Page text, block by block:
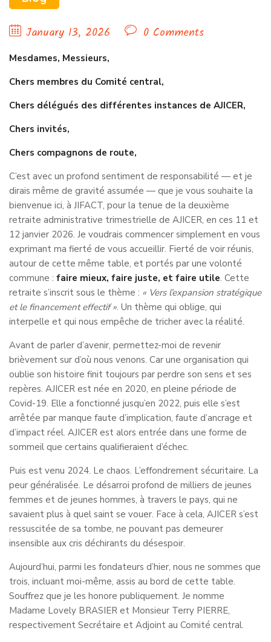
January 13, 2026 0 Comments
Mesdames, Messieurs,
Chers membres du Comité central,
Chers délégués des différentes instances de AJICER,
Chers invités,
Chers compagnons de route,
C’est avec un profond sentiment de responsabilité — et je
dirais même de gravité assumée — que je vous souhaite la
bienvenue ici, à JIFACT, pour la tenue de la deuxième
retraite administrative trimestrielle de AJICER, en ces 11 et
12 janvier 2026. Je voudrais commencer simplement en vous
exprimant ma fierté de vous accueillir. Fierté de voir réunis,
autour de cette même table, et portés par une volonté
commune : faire mieux, faire juste, et faire utile. Cette
retraite s’inscrit sous le thème : « Vers l’expansion stratégique
et le financement effectif ». Un thème qui oblige, qui
interpelle et qui nous empêche de tricher avec la réalité.
Avant de parler d’avenir, permettez-moi de revenir
brièvement sur d’où nous venons. Car une organisation qui
oublie son histoire finit toujours par perdre son sens et ses
repères. AJICER est née en 2020, en pleine période de
Covid-19. Elle a fonctionné jusqu’en 2022, puis elle s’est
arrêtée par manque faute d’implication, faute d’ancrage et
d’impact réel. AJICER est alors entrée dans une forme de
sommeil que certains qualifieraient d’échec.
Puis est venu 2024. Le chaos. L’effondrement sécuritaire. La
peur généralisée. Le désarroi profond de milliers de jeunes
femmes et de jeunes hommes, à travers le pays, qui ne
savaient plus à quel saint se vouer. Face à cela, AJICER s’est
ressuscitée de sa tombe, ne pouvant pas demeurer
insensible aux cris déchirants du désespoir.
Aujourd’hui, parmi les fondateurs d’hier, nous ne sommes que
trois, incluant moi-même, assis au bord de cette table.
Souffrez que je les honore publiquement. Je nomme
Madame Lovely BRASIER et Monsieur Terry PIERRE,
respectivement Secrétaire et Adjoint au Comité central.